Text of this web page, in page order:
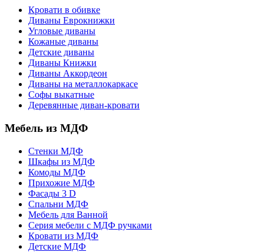
Кровати в обивке
Диваны Еврокнижки
Угловые диваны
Кожаные диваны
Детские диваны
Диваны Книжки
Диваны Аккордеон
Диваны на металлокаркасе
Софы выкатные
Деревянные диван-кровати
Мебель из МДФ
Стенки МДФ
Шкафы из МДФ
Комоды МДФ
Прихожие МДФ
Фасады 3 D
Спальни МДФ
Мебель для Ванной
Серия мебели с МДФ ручками
Кровати из МДФ
Детские МДФ